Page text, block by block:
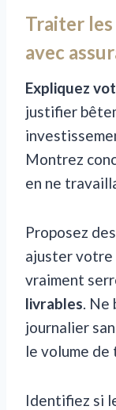
Traiter
avec
Expliquez
justifier
Montrez
en ne
Proposez
ajuster votre
vraiment
livrables. Ne
journalier
le volume de
Identifiez si